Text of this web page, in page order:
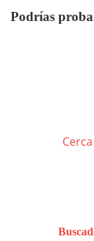
Podrías